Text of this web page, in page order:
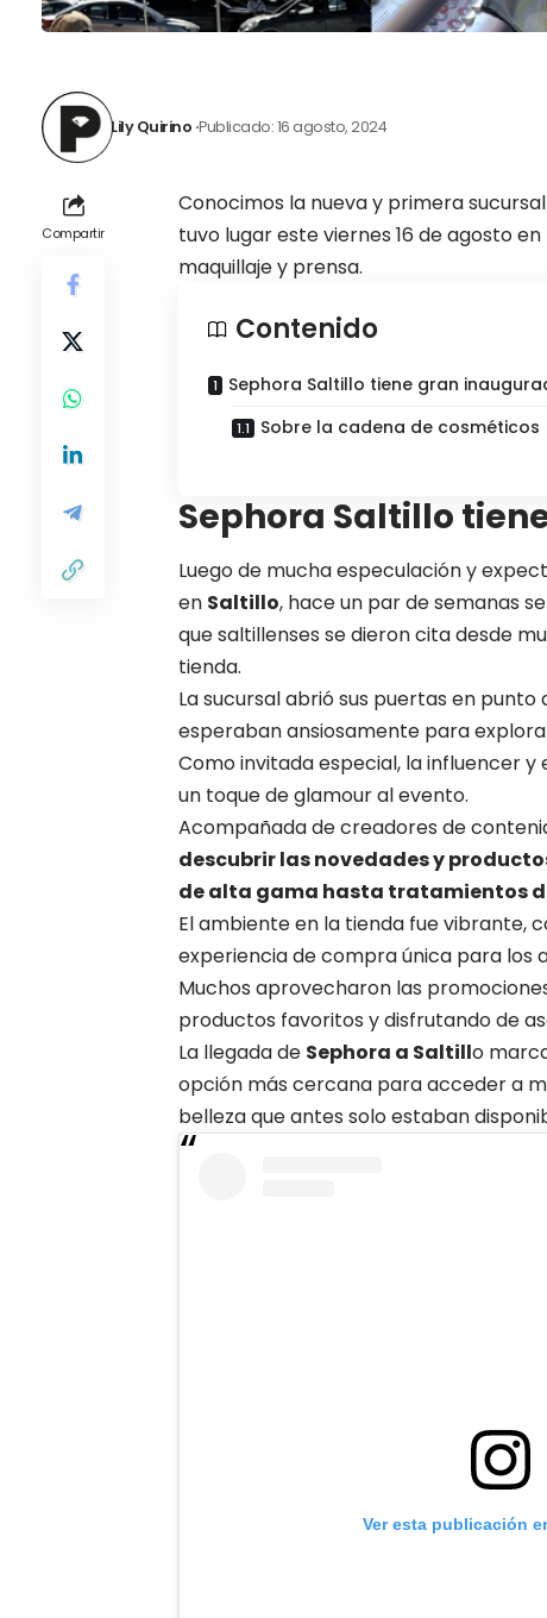
Lily Quirino Publicado: 16 agosto, 2024
Compartir
Conocimos la nueva y primera
tuvo lugar este viernes 16 de agosto
maquillaje y prensa.
Contenido
Sephora Saltillo tiene gran
Sobre la cadena de cosméticos
Sephora Saltillo
Luego de mucha especulación y
en Saltillo, hace un par de semanas
que saltillenses se dieron cita desde
tienda.
La sucursal abrió sus puertas en punto
esperaban ansiosamente para
Como invitada especial, la influencer
un toque de glamour al evento.
Acompañada de creadores de
descubrir las novedades y
de alta gama hasta tratamientos
El ambiente en la tienda fue vibrante,
experiencia de compra única para los
Muchos aprovecharon las
productos favoritos y disfrutando de
La llegada de Sephora a Saltillo
opción más cercana para acceder a
belleza que antes solo estaban
Ver esta publicación